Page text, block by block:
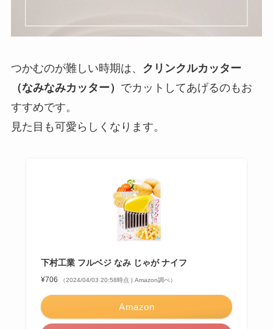
つかむのが難しい時期は、 クリンクルカッター
（なみなみカッター） でカットしてあげるのもお
すすめです。
見た目も可愛らしくなります。
下村工業 フルベジ なみ じゃが ナイフ
¥706 （2024/04/03 20:58時点 | Amazon調べ）
Amazon